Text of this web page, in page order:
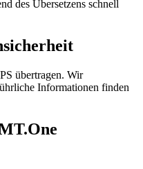
des Übersetzens schnell
übertragen. Wir
Informationen finden